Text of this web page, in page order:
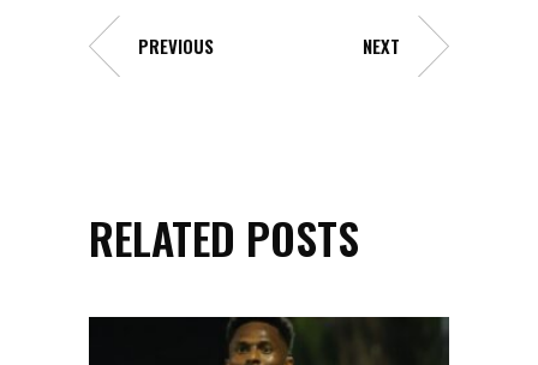
PREVIOUS NEXT
RELATED POSTS